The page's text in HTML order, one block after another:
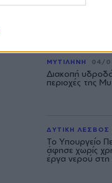
Επιλογές
ΜΥΤΙΛΗΝΗ 04/
Διακοπή
περιοχές της
ΔΥΤΙΚΗ ΛΕΣΒΟΣ
Το Υπουργείο
άφησε χωρίς
έργα νερού